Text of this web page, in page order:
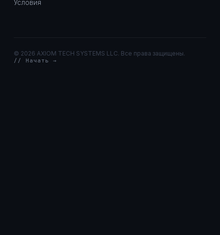
Условия
© 2026 AXIOM TECH SYSTEMS LLC. Все права защищены.
// Начать →